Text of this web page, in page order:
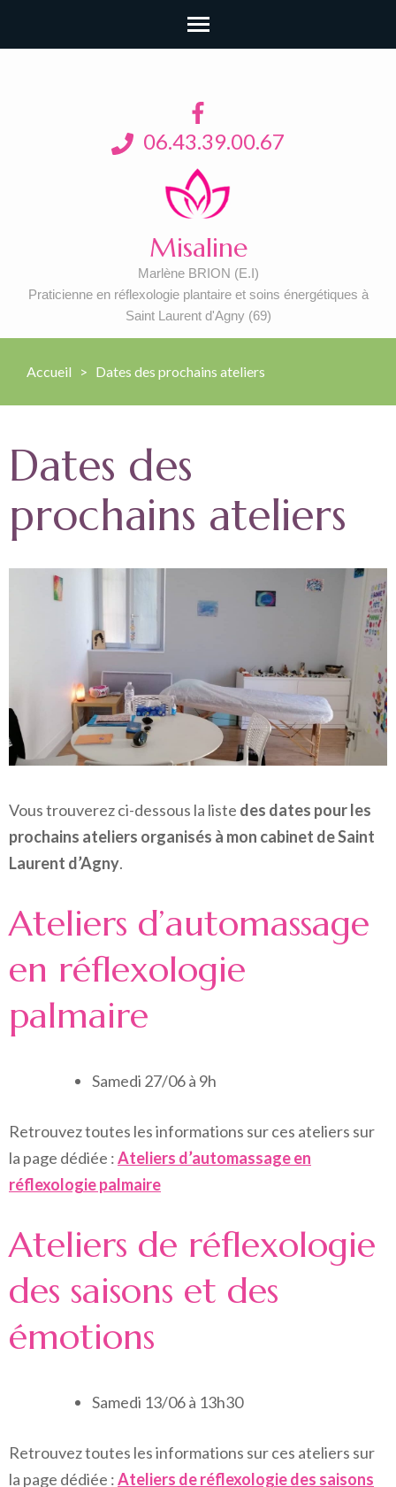
06.43.39.00.67
Misaline
Marlène BRION (E.I)
Praticienne en réflexologie plantaire et soins énergétiques à
Saint Laurent d'Agny (69)
Accueil > Dates des prochains ateliers
Dates des
prochains ateliers
Vous trouverez ci-dessous la liste des dates pour les
prochains ateliers organisés à mon cabinet de Saint
Laurent d’Agny.
Ateliers d’automassage
en réflexologie
palmaire
Samedi 27/06 à 9h
Retrouvez toutes les informations sur ces ateliers sur
la page dédiée :Ateliers d’automassage en
réflexologie palmaire
Ateliers de réflexologie
des saisons et des
émotions
Samedi 13/06 à 13h30
Retrouvez toutes les informations sur ces ateliers sur
la page dédiée :Ateliers de réflexologie des saisons